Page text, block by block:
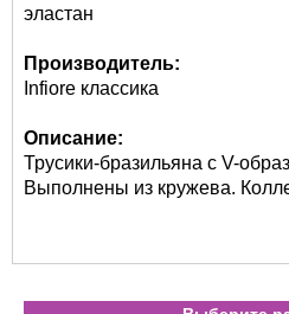
эластан
Производитель:
Infiore классика
Описание:
Трусики-бразильяна с V-
Выполнены из кружева.